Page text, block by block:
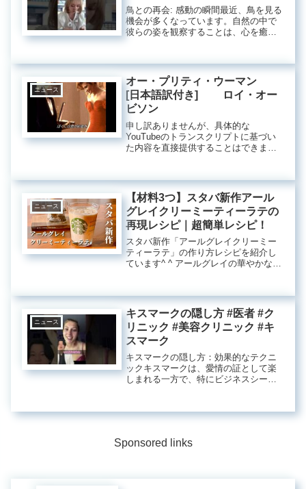
鳥との再会: 感動の瞬間最近、鳥を見る
機会が多くなっています。自然の中で
彼らの姿を観察することは、心を癒し
が、さらに特別な思い出になります。
自然とのふれあい最近の出来事で、
久...
ニュース
オー・プリティ・ウーマン
[日本語訳付き] ロイ・オー
ビソン
申し訳ありませんが、具体的な
YouTubeのトランスクリプトに基づい
た内容を直接提供することはできませ
的な要素を教えていただけますか？そ
れに基づいて、クリーンで自然な日本
語...
ニュース
【材料3つ】スタバ新作アール
グレイクリーミーティーラテの
再現レシピ｜超簡単レシピ！
スタバ新作「アールグレイクリーミー
ティーラテ」の作り方レシピを紹介し
ています^ ^ アールグレイの華やかな香
ん。
ニュース
キスマークの隠し方 #医者 #ク
リニック #美容クリニック #キ
スマーク
キスマークの隠し方：効果的なテクニ
ックキスマークは、愛情の証として楽
しまれる一方で、特にビジネスシーン
や化粧品での簡単な隠蔽は難しいこと
Sponsored links